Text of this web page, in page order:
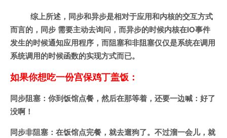
综上所述，同步和异步是相对于应用和内核的交互方式
而言的，同步 需要主动去询问，而异步的时候内核在IO事件
发生的时候通知应用程序，而阻塞和非阻塞仅仅是系统在调用
系统调用的时候函数的实现方式而已。
如果你想吃一份宫保鸡丁盖饭：
同步阻塞：你到饭馆点餐，然后在那等着，还要一边喊：好了
没啊！
同步非阻塞：在饭馆点完餐，就去遛狗了。不过溜一会儿，就